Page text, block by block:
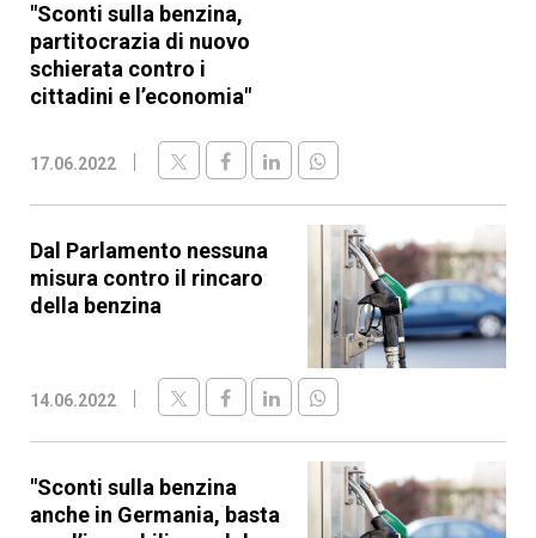
"Sconti sulla benzina,
partitocrazia di nuovo
schierata contro i
cittadini e l’economia"
17.06.2022
Dal Parlamento nessuna
misura contro il rincaro
della benzina
14.06.2022
"Sconti sulla benzina
anche in Germania, basta